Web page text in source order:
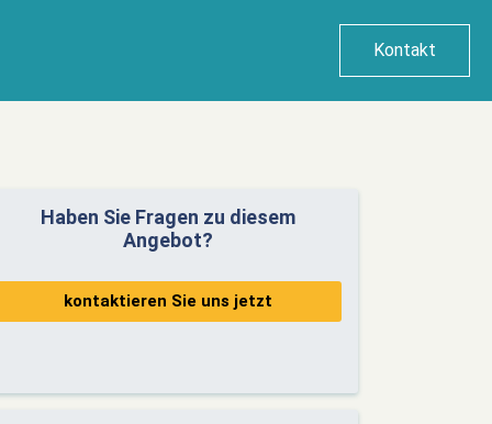
Kontakt
Haben Sie Fragen zu diesem
Angebot?
kontaktieren Sie uns jetzt